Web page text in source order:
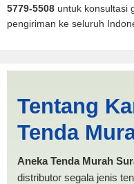
5779-5508 untuk konsultasi
pengiriman ke seluruh
Tidore
PRODUKSI
MURAH
Tentang
Tenda
Aneka Tenda Murah
distributor segala jenis